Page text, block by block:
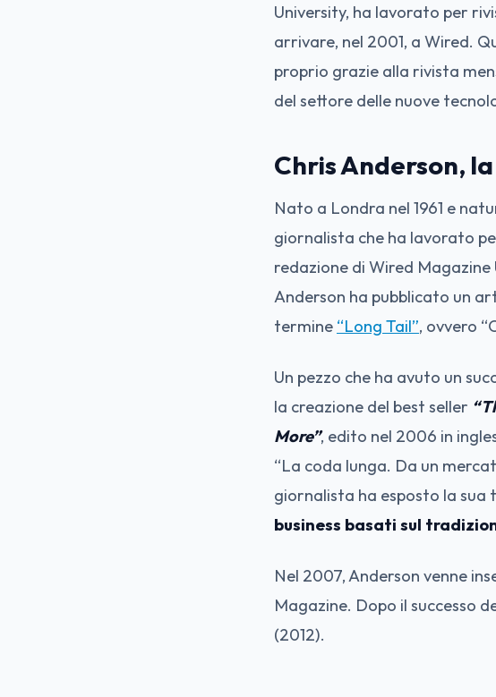
University, ha lavorato per
arrivare, nel 2001, a Wired.
proprio grazie alla rivista
del settore delle nuove
Chris Anderson,
Nato a Londra nel 1961 e
giornalista che ha lavorato
redazione di Wired
Anderson ha pubblicato un
termine “Long Tail”, ovvero
Un pezzo che ha avuto un
la creazione del best seller
More”, edito nel 2006 in
“La coda lunga. Da un
giornalista ha esposto la sua
business basati sul
Nel 2007, Anderson venne
Magazine. Dopo il successo
(2012).